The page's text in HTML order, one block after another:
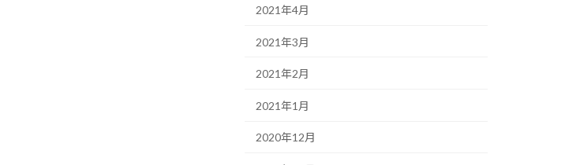
2021年4月
2021年3月
2021年2月
2021年1月
2020年12月